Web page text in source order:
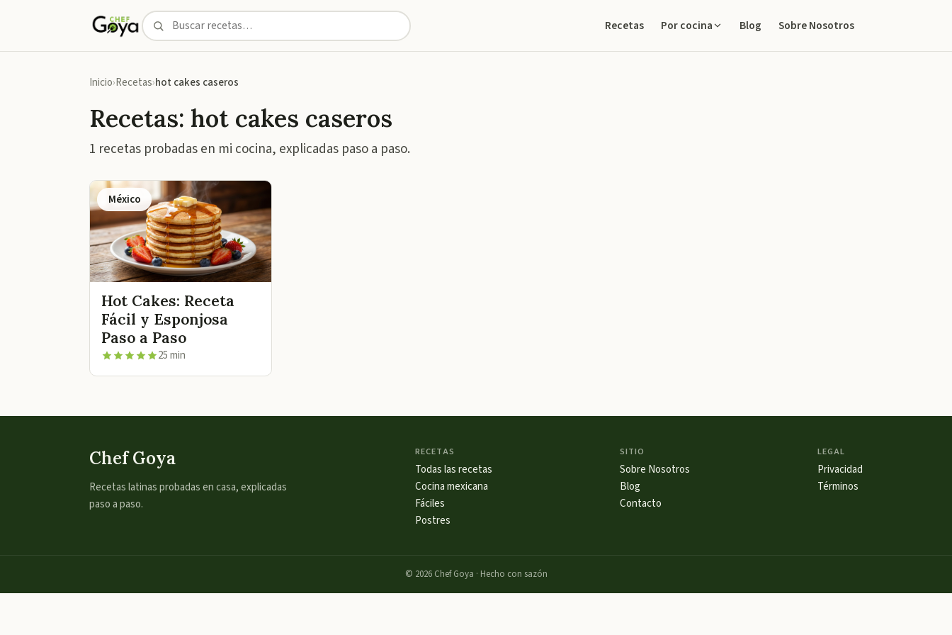
Recetas Por cocina Blog Sobre Nosotros
Inicio Recetas hot cakes caseros
Recetas: hot cakes caseros
1 recetas probadas en mi cocina, explicadas paso a paso.
México
Hot Cakes: Receta
Fácil y Esponjosa
Paso a Paso
25 min
Chef Goya
Recetas latinas probadas en casa, explicadas
paso a paso.
RECETAS
Todas las recetas
Cocina mexicana
Fáciles
Postres
SITIO
Sobre Nosotros
Blog
Contacto
LEGAL
Privacidad
Términos
© 2026Chef Goya · Hecho con sazón